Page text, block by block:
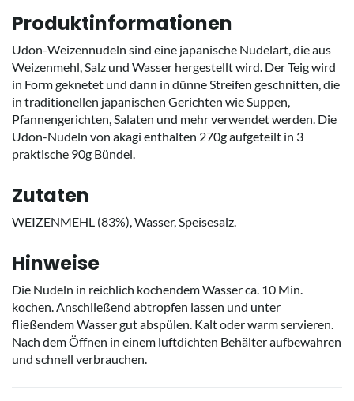
Produktinformationen
Udon-Weizennudeln sind eine japanische Nudelart, die aus
Weizenmehl, Salz und Wasser hergestellt wird. Der Teig wird
in Form geknetet und dann in dünne Streifen geschnitten, die
in traditionellen japanischen Gerichten wie Suppen,
Pfannengerichten, Salaten und mehr verwendet werden. Die
Udon-Nudeln von akagi enthalten 270g aufgeteilt in 3
praktische 90g Bündel.
Zutaten
WEIZENMEHL (83%), Wasser, Speisesalz.
Hinweise
Die Nudeln in reichlich kochendem Wasser ca. 10 Min.
kochen. Anschließend abtropfen lassen und unter
fließendem Wasser gut abspülen. Kalt oder warm servieren.
Nach dem Öffnen in einem luftdichten Behälter aufbewahren
und schnell verbrauchen.